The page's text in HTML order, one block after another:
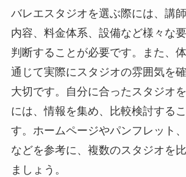
バレエスタジオを選ぶ際には、講
内容、料金体系、設備など様々な
判断することが必要です。また、
通じて実際にスタジオの雰囲気を
大切です。自分に合ったスタジオ
には、情報を集め、比較検討する
す。ホームページやパンフレット
などを参考に、複数のスタジオを
ましょう。